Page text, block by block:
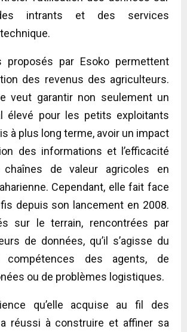
intrants et des services
proposés par Esoko permettent
des revenus des agriculteurs.
veut garantir non seulement un
élevé pour les petits exploitants
à plus long terme, avoir un impact
des informations et l’efficacité
chaînes de valeur agricoles en
Cependant, elle fait face
depuis son lancement en 2008.
sur le terrain, rencontrées par
de données, qu’il s’agisse du
compétences des agents, de
ou de problèmes logistiques.
qu’elle acquise au fil des
réussi à construire et affiner sa